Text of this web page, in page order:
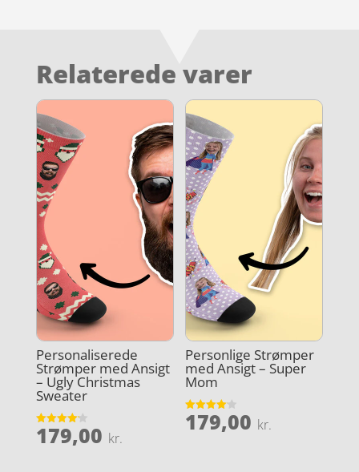
Relaterede varer
Personaliserede
Strømper med Ansigt
– Ugly Christmas
Sweater
Vurderet
4.2
179,00 kr.
Personlige Strømper
med Ansigt – Super
Mom
Vurderet
4.1
179,00 kr.